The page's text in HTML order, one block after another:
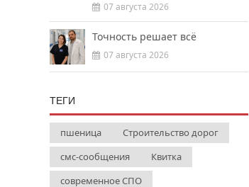
07 августа 2026
Точность решает всё
07 августа 2026
ТЕГИ
пшеница
Строительство дорог
смс-сообщения
Квитка
современное СПО